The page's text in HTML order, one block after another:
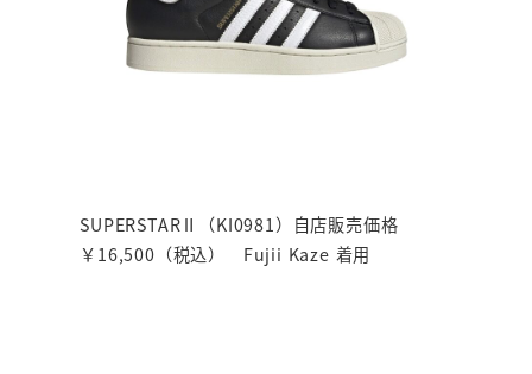
SUPERSTARⅡ（KI0981）自店販売価格
￥16,500（税込） Fujii Kaze 着用